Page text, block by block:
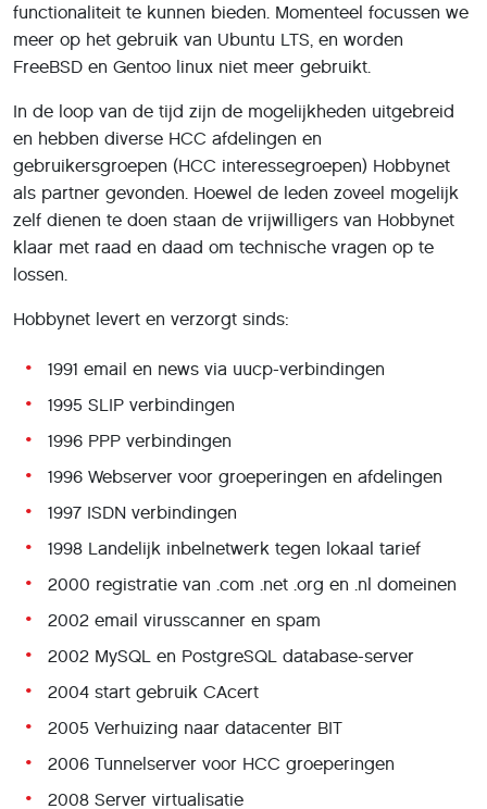
functionaliteit te kunnen bieden. Momenteel focussen we
meer op het gebruik van Ubuntu LTS, en worden
FreeBSD en Gentoo linux niet meer gebruikt.
In de loop van de tijd zijn de mogelijkheden uitgebreid
en hebben diverse HCC afdelingen en
gebruikersgroepen (HCC interessegroepen) Hobbynet
als partner gevonden. Hoewel de leden zoveel mogelijk
zelf dienen te doen staan de vrijwilligers van Hobbynet
klaar met raad en daad om technische vragen op te
lossen.
Hobbynet levert en verzorgt sinds:
1991 email en news via uucp-verbindingen
1995 SLIP verbindingen
1996 PPP verbindingen
1996 Webserver voor groeperingen en afdelingen
1997 ISDN verbindingen
1998 Landelijk inbelnetwerk tegen lokaal tarief
2000 registratie van .com .net .org en .nl domeinen
2002 email virusscanner en spam
2002 MySQL en PostgreSQL database-server
2004 start gebruik CAcert
2005 Verhuizing naar datacenter BIT
2006 Tunnelserver voor HCC groeperingen
2008 Server virtualisatie